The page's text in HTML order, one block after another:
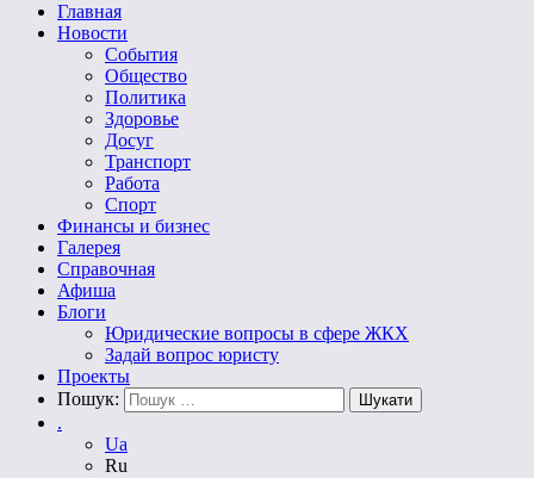
Главная
Новости
События
Общество
Политика
Здоровье
Досуг
Транспорт
Работа
Спорт
Финансы и бизнес
Галерея
Справочная
Афиша
Блоги
Юридические вопросы в сфере ЖКХ
Задай вопрос юристу
Проекты
Пошук:
.
Ua
Ru